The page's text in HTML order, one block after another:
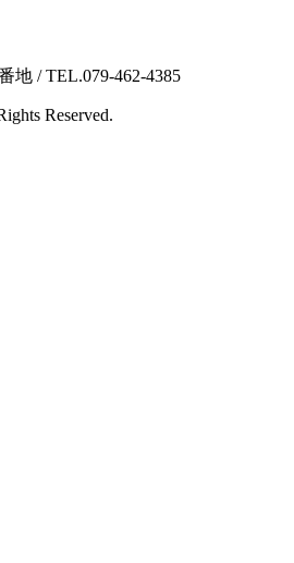
地 / TEL.079-462-4385
Reserved.